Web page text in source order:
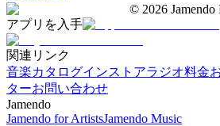
© 2026
アプリを入手
関連リンク
音楽カタログインストアラジオ料金
ターお問い合わせ
Jamendo
Jamendo for ArtistsJamendo Music